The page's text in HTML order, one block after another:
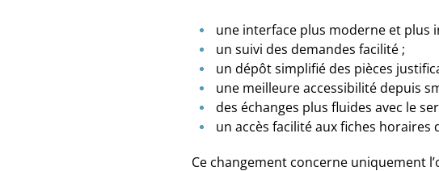
une interface plus moderne et plus
un suivi des demandes facilité ;
un dépôt simplifié des pièces
une meilleure accessibilité depuis
des échanges plus fluides avec le
un accès facilité aux fiches horaires
Ce changement concerne uniquement